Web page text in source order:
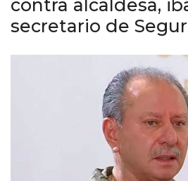
contra alcaldesa,
secretario de